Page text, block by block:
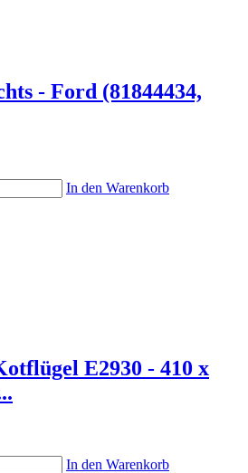
- Ford (81844434,
In den Warenkorb
E2930 - 410 x
In den Warenkorb